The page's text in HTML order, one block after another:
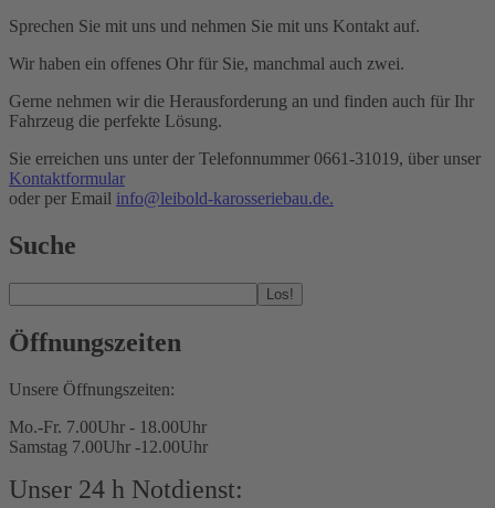
Sprechen Sie mit uns und nehmen Sie mit uns Kontakt auf.
Wir haben ein offenes Ohr für Sie, manchmal auch zwei.
Gerne nehmen wir die Herausforderung an und finden auch für Ihr
Fahrzeug die perfekte Lösung.
Sie erreichen uns unter der Telefonnummer 0661-31019, über unser
Kontaktformular
oder per Email info@leibold-karosseriebau.de.
Suche
Los!
Öffnungszeiten
Unsere Öffnungszeiten:
Mo.-Fr. 7.00Uhr - 18.00Uhr
Samstag 7.00Uhr -12.00Uhr
Unser 24 h Notdienst: